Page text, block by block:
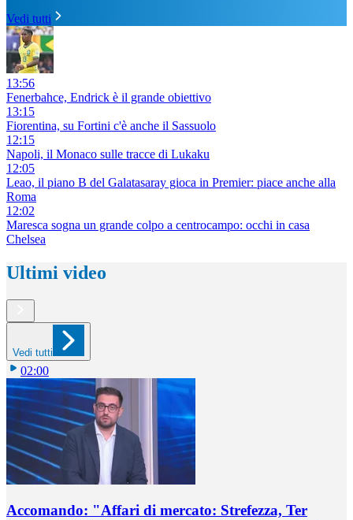
Vedi tutti
13:56
Fenerbahce, Endrick è il grande obiettivo
13:15
Fiorentina, su Fortini c'è anche il Sassuolo
12:15
Napoli, il Monaco sulle tracce di Lukaku
12:05
Leao, il piano B del Galatasaray gioca in Premier: piace anche alla
Roma
12:02
Maresca sogna un grande colpo a centrocampo: occhi in casa
Chelsea
Ultimi video
Vedi tutti
02:00
Accomando: "Affari di mercato: Strefezza, Ter